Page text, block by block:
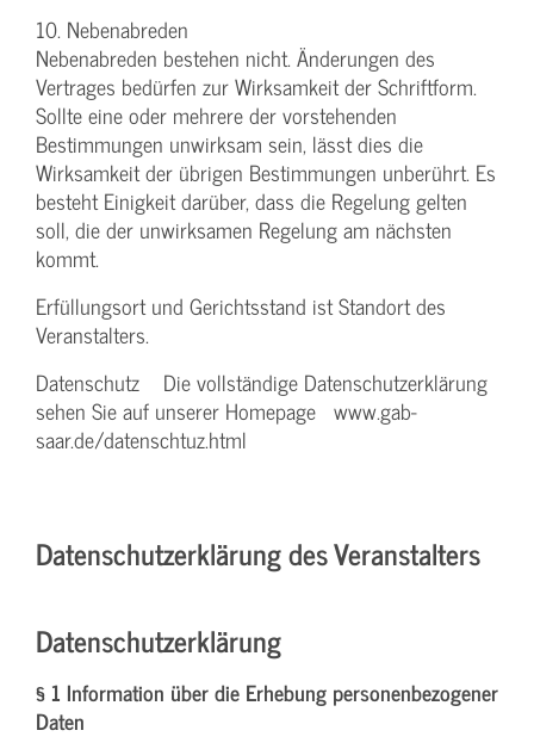
10. Nebenabreden
Nebenabreden bestehen nicht. Änderungen des
Vertrages bedürfen zur Wirksamkeit der Schriftform.
Sollte eine oder mehrere der vorstehenden
Bestimmungen unwirksam sein, lässt dies die
Wirksamkeit der übrigen Bestimmungen unberührt. Es
besteht Einigkeit darüber, dass die Regelung gelten
soll, die der unwirksamen Regelung am nächsten
kommt.
Erfüllungsort und Gerichtsstand ist Standort des
Veranstalters.
Datenschutz Die vollständige Datenschutzerklärung
sehen Sie auf unserer Homepage www.gab-
saar.de/datenschtuz.html
Datenschutzerklärung des Veranstalters
Datenschutzerklärung
§ 1 Information über die Erhebung personenbezogener
Daten